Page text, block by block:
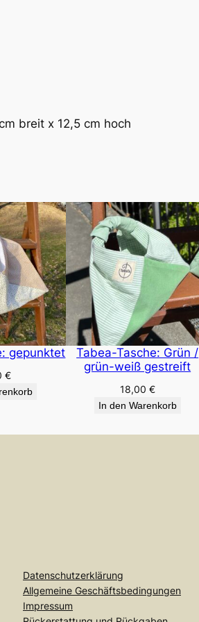
breit x 12,5 cm hoch
gepunktet
€
Tabea-Tasche: Grün /
grün-weiß gestreift
18,00 €
In den Warenkorb
Datenschutzerklärung
Allgemeine Geschäftsbedingungen
Impressum